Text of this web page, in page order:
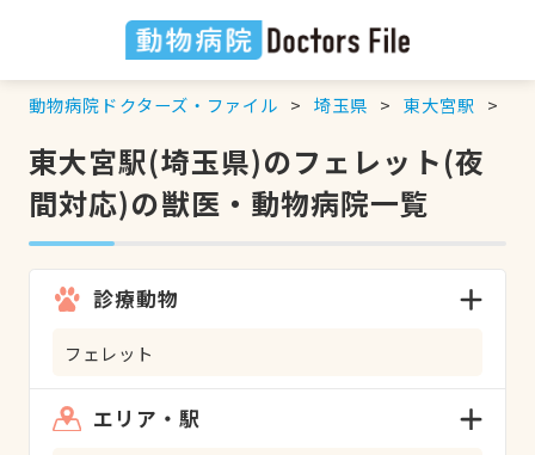
動物病院ドクターズ・ファイル 埼玉県 東大宮駅
東大宮駅(埼玉県)のフェレット(夜
間対応)の獣医・動物病院一覧
診療動物
フェレット
エリア・駅